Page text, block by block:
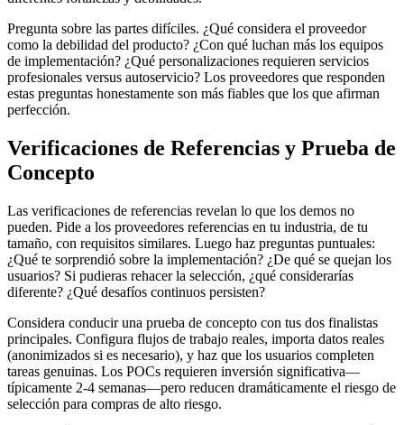
Pregunta sobre las partes difíciles. ¿Qué considera el proveedor
como la debilidad del producto? ¿Con qué luchan más los equipos
de implementación? ¿Qué personalizaciones requieren servicios
profesionales versus autoservicio? Los proveedores que responden
estas preguntas honestamente son más fiables que los que afirman
perfección.
Verificaciones de Referencias y Prueba de
Concepto
Las verificaciones de referencias revelan lo que los demos no
pueden. Pide a los proveedores referencias en tu industria, de tu
tamaño, con requisitos similares. Luego haz preguntas puntuales:
¿Qué te sorprendió sobre la implementación? ¿De qué se quejan los
usuarios? Si pudieras rehacer la selección, ¿qué considerarías
diferente? ¿Qué desafíos continuos persisten?
Considera conducir una prueba de concepto con tus dos finalistas
principales. Configura flujos de trabajo reales, importa datos reales
(anonimizados si es necesario), y haz que los usuarios completen
tareas genuinas. Los POCs requieren inversión significativa—
típicamente 2-4 semanas—pero reducen dramáticamente el riesgo de
selección para compras de alto riesgo.